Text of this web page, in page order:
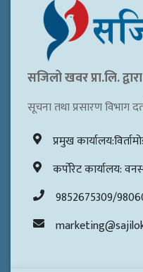
सजिलो खवर प्रा.लि.
सूचना तथा प्रसारण विभाग
प्रमुख
कर्पोरेट कार्यालय:
9852675309/